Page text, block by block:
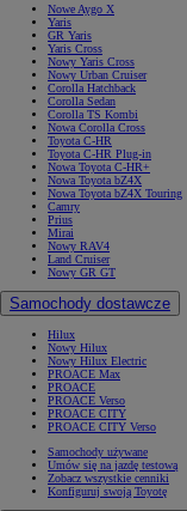
Nowe Aygo X
Yaris
GR Yaris
Yaris Cross
Nowy Yaris Cross
Nowy Urban Cruiser
Corolla Hatchback
Corolla Sedan
Corolla TS Kombi
Nowa Corolla Cross
Toyota C-HR
Toyota C-HR Plug-in
Nowa Toyota C-HR+
Nowa Toyota bZ4X
Nowa Toyota bZ4X Touring
Camry
Prius
Mirai
Nowy RAV4
Land Cruiser
Nowy GR GT
Samochody dostawcze
Hilux
Nowy Hilux
Nowy Hilux Electric
PROACE Max
PROACE
PROACE Verso
PROACE CITY
PROACE CITY Verso
Samochody używane
Umów się na jazdę testową
Zobacz wszystkie cenniki
Konfiguruj swoją Toyotę